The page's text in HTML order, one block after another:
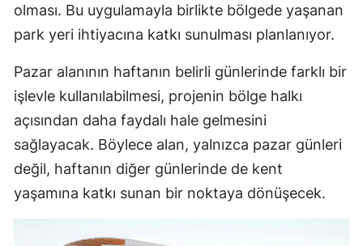
olması. Bu uygulamayla birlikte bölgede yaşanan
park yeri ihtiyacına katkı sunulması planlanıyor.
Pazar alanının haftanın belirli günlerinde farklı bir
işlevle kullanılabilmesi, projenin bölge halkı
açısından daha faydalı hale gelmesini
sağlayacak. Böylece alan, yalnızca pazar günleri
değil, haftanın diğer günlerinde de kent
yaşamına katkı sunan bir noktaya dönüşecek.